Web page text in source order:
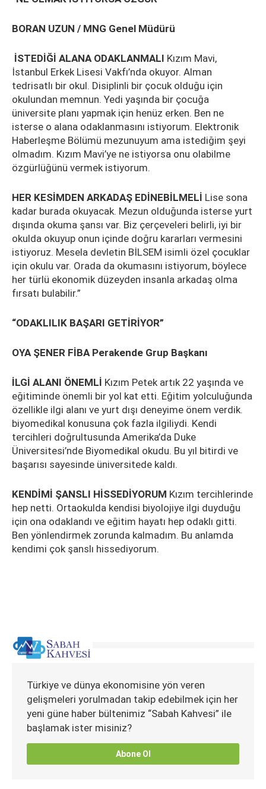
BORAN UZUN / MNG Genel Müdürü
İSTEDİĞİ ALANA ODAKLANMALI Kızım Mavi,
İstanbul Erkek Lisesi Vakfı’nda okuyor. Alman
tedrisatlı bir okul. Disiplinli bir çocuk olduğu için
okulundan memnun. Yedi yaşında bir çocuğa
üniversite planı yapmak için henüz erken. Ben ne
isterse o alana odaklanmasını istiyorum. Elektronik
Haberleşme Bölümü mezunuyum ama istediğim şeyi
olmadım. Kızım Mavi’ye ne istiyorsa onu olabilme
özgürlüğünü vermek istiyorum.
HER KESİMDEN ARKADAŞ EDİNEBİLMELİ Lise sona
kadar burada okuyacak. Mezun olduğunda isterse yurt
dışında okuma şansı var. Biz çerçeveleri belirli, iyi bir
okulda okuyup onun içinde doğru kararları vermesini
istiyoruz. Mesela devletin BİLSEM isimli özel çocuklar
için okulu var. Orada da okumasını istiyorum, böylece
her türlü ekonomik düzeyden insanla arkadaş olma
fırsatı bulabilir.”
“ODAKLILIK BAŞARI GETİRİYOR”
OYA ŞENER FİBA Perakende Grup Başkanı
İLGİ ALANI ÖNEMLİ Kızım Petek artık 22 yaşında ve
eğitiminde önemli bir yol kat etti. Eğitim yolculuğunda
özellikle ilgi alanı ve yurt dışı deneyime önem verdik.
biyomedikal konusuna çok fazla ilgiliydi. Kendi
tercihleri doğrultusunda Amerika’da Duke
Üniversitesi’nde Biyomedikal okudu. Bu yıl bitirdi ve
başarısı sayesinde üniversitede kaldı.
KENDİMİ ŞANSLI HİSSEDİYORUM Kızım tercihlerinde
hep netti. Ortaokulda kendisi biyolojiye ilgi duyduğu
için ona odaklandı ve eğitim hayatı hep odaklı gitti.
Ben yönlendirmek zorunda kalmadım. Bu anlamda
kendimi çok şanslı hissediyorum.
Türkiye ve dünya ekonomisine yön veren
gelişmeleri yorulmadan takip edebilmek için her
yeni güne haber bültenimiz “Sabah Kahvesi” ile
başlamak ister misiniz?
Abone Ol